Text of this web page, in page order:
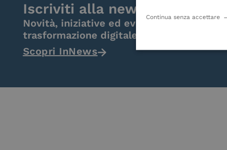
Iscriviti alla newsletter
Novità, iniziative ed eventi dal mondo
trasformazione digitale.
Scopri InNews
Continua senza accettare